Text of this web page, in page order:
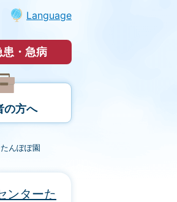
Language
患・急病
の方へ
んぽぽ園
ンターた